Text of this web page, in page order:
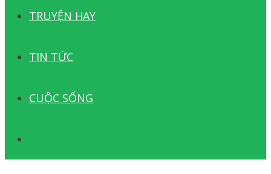
TRUYỆN HAY
TIN TỨC
CUỘC SỐNG